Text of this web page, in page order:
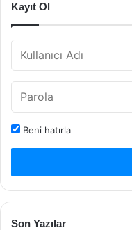
Kayıt Ol
Beni hatırla
Son Yazılar